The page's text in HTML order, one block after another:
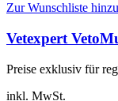
Zur Wunschliste
Vetexpert
Preise exklusiv für
inkl. MwSt.